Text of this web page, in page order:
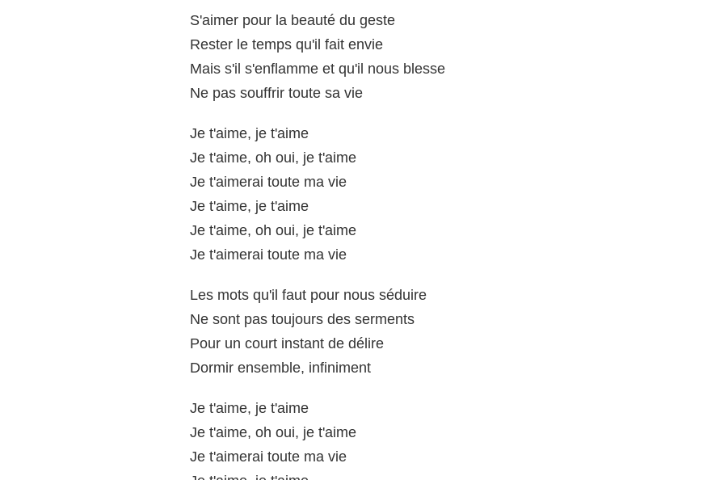
S'aimer pour la beauté du geste
Rester le temps qu'il fait envie
Mais s'il s'enflamme et qu'il nous blesse
Ne pas souffrir toute sa vie
Je t'aime, je t'aime
Je t'aime, oh oui, je t'aime
Je t'aimerai toute ma vie
Je t'aime, je t'aime
Je t'aime, oh oui, je t'aime
Je t'aimerai toute ma vie
Les mots qu'il faut pour nous séduire
Ne sont pas toujours des serments
Pour un court instant de délire
Dormir ensemble, infiniment
Je t'aime, je t'aime
Je t'aime, oh oui, je t'aime
Je t'aimerai toute ma vie